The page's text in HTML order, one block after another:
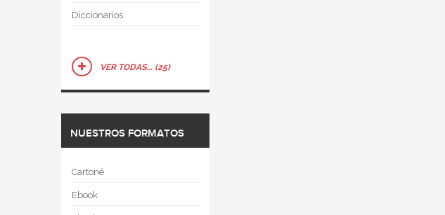
Diccionarios
VER TODAS... (25)
NUESTROS FORMATOS
Cartoné
Ebook